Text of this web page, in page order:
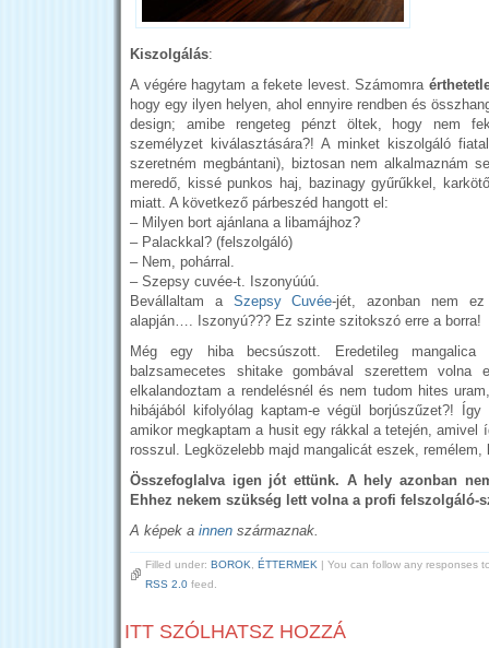
Kiszolgálás:
A végére hagytam a fekete levest. Számomra
hogy egy ilyen helyen, ahol ennyire rendben és
design; amibe rengeteg pénzt öltek, hogy nem
személyzet kiválasztására?! A minket kiszolgáló
szeretném megbántani), biztosan nem alkalmaznám
meredő, kissé punkos haj, bazinagy gyűrűkkel,
miatt. A következő párbeszéd hangott el:
– Milyen bort ajánlana a libamájhoz?
– Palackkal? (felszolgáló)
– Nem, pohárral.
– Szepsy cuvée-t. Iszonyúúú.
Bevállaltam a Szepsy Cuvée-jét, azonban nem
alapján…. Iszonyú??? Ez szinte szitokszó erre a borra!
Még egy hiba becsúszott. Eredetileg mangalica
balzsamecetes shitake gombával szerettem volna
elkalandoztam a rendelésnél és nem tudom hites
hibájából kifolyólag kaptam-e végül borjúszűzet?!
amikor megkaptam a husit egy rákkal a tetején, amivel
rosszul. Legközelebb majd mangalicát eszek, remélem,
Összefoglalva igen jót ettünk. A hely azonban
Ehhez nekem szükség lett volna a profi felszolgáló-
A képek a innen származnak.
Filled under: BOROK ÉTTERMEK | You can follow any responses
RSS 2.0 feed.
ITT SZÓLHATSZ HOZZÁ